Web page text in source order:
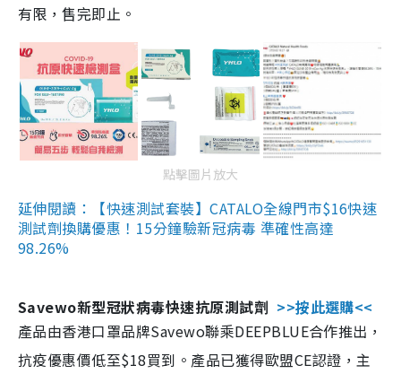
有限，售完即止。
點擊圖片放大
延伸閱讀：【快速測試套裝】CATALO全線門市$16快速
測試劑換購優惠！15分鐘驗新冠病毒 準確性高達
98.26%
Savewo新型冠狀病毒快速抗原測試劑 >>按此選購<<
產品由香港口罩品牌Savewo聯乘DEEPBLUE合作推出，
抗疫優惠價低至$18買到。產品已獲得歐盟CE認證，主